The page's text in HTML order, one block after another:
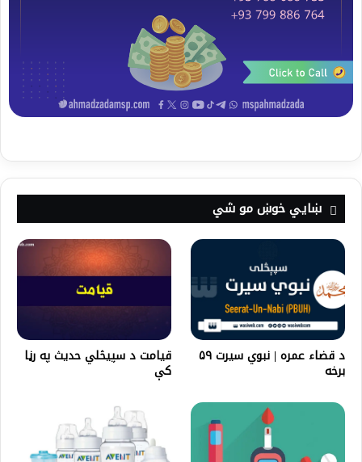
ښايي خوښ مو شي
د قضاء عمره | نبوي سیرت ۵۹
برخه
قیامت د سپیڅلي حدیث په رڼا
کې